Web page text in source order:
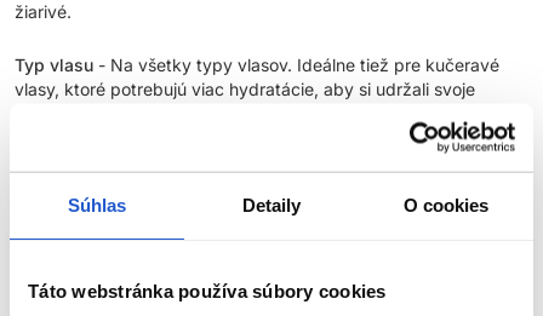
Súhlas Detaily O cookies
Táto webstránka používa súbory cookies
žiarivé.
Typ vlasu - Na všetky typy vlasov. Ideálne tiež pre kučeravé
vlasy, ktoré potrebujú viac hydratácie, aby si udržali svoje
Pôsobí ako účinná hydratačná zložka,
ktorá poskytuje dlhotrvajúcu vlhkosť. Prírodné zvlhčovadlo,
pomáha udržiavať hydratáciu a kyprosť.